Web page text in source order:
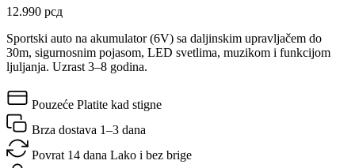
12.990 рсд
Sportski auto na akumulator (6V) sa daljinskim upravljačem do
30m, sigurnosnim pojasom, LED svetlima, muzikom i funkcijom
ljuljanja. Uzrast 3–8 godina.
Pouzeće Platite kad stigne
Brza dostava 1–3 dana
Povrat 14 dana Lako i bez brige